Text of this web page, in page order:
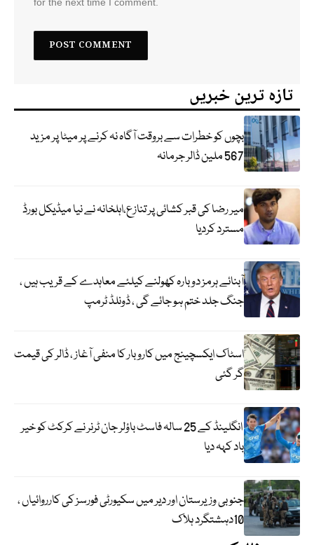
تازہ ترین خبریں
بچوں کو خطرات سے بروقت آگاہ نہ کرنے پر میٹا پر مزید
567 ملین ڈالر جرمانہ
میر رضا کی قبر کشائی پر تنازع،اہلخانہ نے نیا میڈیکل بورڈ
مسترد کردیا
آبنائے ہرمز دوبارہ کھولنے کیلئے معاہدے کے قریب ہیں ،
جنگ جلد ختم ہو جائے گی ، ڈونلڈ ٹرمپ
اسٹاک ایکسچینج میں کاروبار کا منفی آغاز ، ڈالر کی قیمت
گر گئی
انگلینڈ کے 25 سالہ فاسٹ باؤلر جان ٹرنر نے کرکٹ کو خیر
باد کہہ دیا
جنوبی وزیرستان اور دیر میں سکیورٹی فورسز کی کارروائیاں ،
10دہشتگرد ہلاک